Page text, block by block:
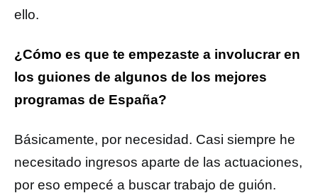
ello.
¿Cómo es que te empezaste a involucrar en
los guiones de algunos de los mejores
programas de España?
Básicamente, por necesidad. Casi siempre he
necesitado ingresos aparte de las actuaciones,
por eso empecé a buscar trabajo de guión.